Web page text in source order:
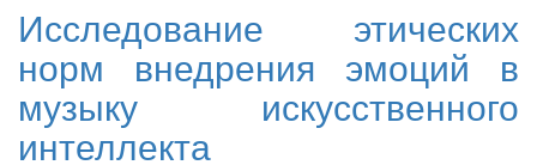
Исследование этических
норм внедрения эмоций в
музыку искусственного
интеллекта